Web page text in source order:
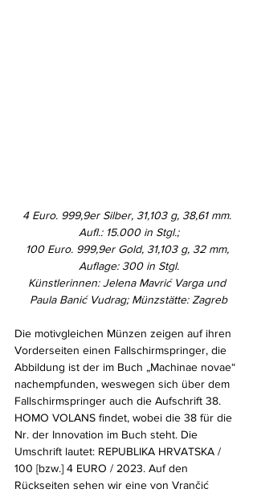
4 Euro. 999,9er Silber, 31,103 g, 38,61 mm.
Aufl.: 15.000 in Stgl.;
100 Euro. 999,9er Gold, 31,103 g, 32 mm,
Auflage: 300 in Stgl.
Künstlerinnen: Jelena Mavrić Varga und
Paula Banić Vudrag; Münzstätte: Zagreb
Die motivgleichen Münzen zeigen auf ihren
Vorderseiten einen Fallschirmspringer, die
Abbildung ist der im Buch „Machinae novae“
nachempfunden, weswegen sich über dem
Fallschirmspringer auch die Aufschrift 38.
HOMO VOLANS findet, wobei die 38 für die
Nr. der Innovation im Buch steht. Die
Umschrift lautet: REPUBLIKA HRVATSKA /
100 [bzw.] 4 EURO / 2023. Auf den
Rückseiten sehen wir eine von Vrančić